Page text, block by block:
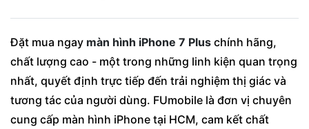
Đặt mua ngay màn hình iPhone 7 Plus chính hãng,
chất lượng cao - một trong những linh kiện quan trọng
nhất, quyết định trực tiếp đến trải nghiệm thị giác và
tương tác của người dùng. FUmobile là đơn vị chuyên
cung cấp màn hình iPhone tại HCM, cam kết chất